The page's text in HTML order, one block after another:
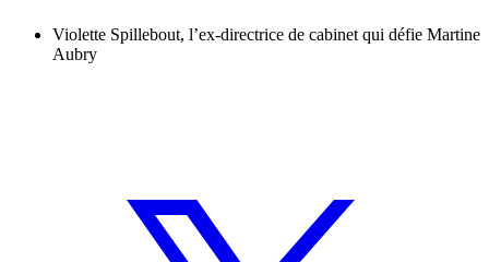
Violette Spillebout, l’ex-directrice de cabinet qui défie Martine
Aubry